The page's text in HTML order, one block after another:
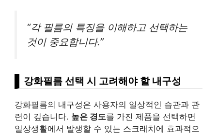
“각 필름의 특징을 이해하고 선택하는
것이 중요합니다.”
강화필름 선택 시 고려해야 할 내구성
강화필름의 내구성은 사용자의 일상적인 습관과 관
련이 깊습니다. 높은 경도를 가진 제품을 선택하면
일상생활에서 발생할 수 있는 스크래치에 효과적으